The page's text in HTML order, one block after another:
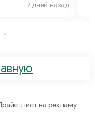
7 дней назад
лист на рекламу